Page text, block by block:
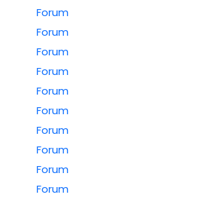
Forum
Forum
Forum
Forum
Forum
Forum
Forum
Forum
Forum
Forum